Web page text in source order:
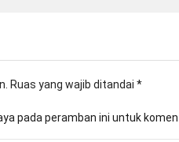
Ruas yang wajib ditandai *
pada peramban ini untuk